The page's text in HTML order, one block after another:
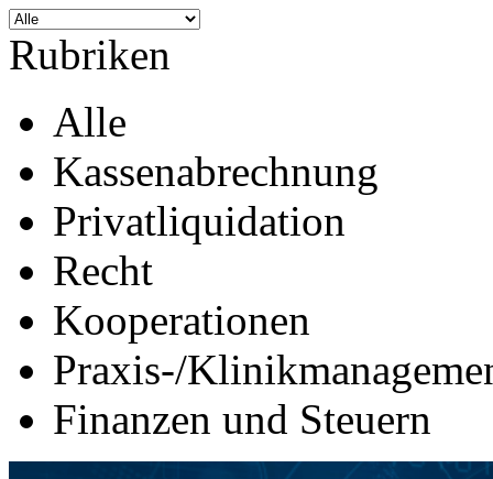
Rubriken
Alle
Kassenabrechnung
Privatliquidation
Recht
Kooperationen
Praxis-/
Finanzen und Steuern